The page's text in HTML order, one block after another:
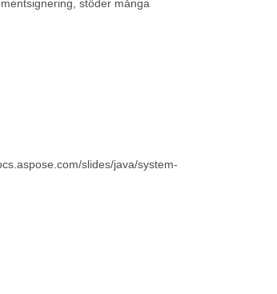
stöder många
slides/java/system-